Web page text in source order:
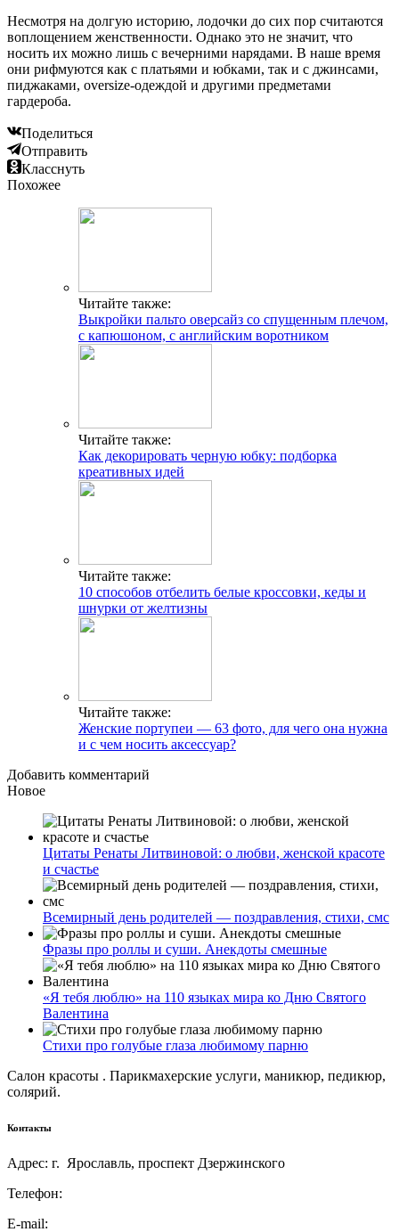
Несмотря на долгую историю, лодочки до сих пор считаются
воплощением женственности. Однако это не значит, что
носить их можно лишь с вечерними нарядами. В наше время
они рифмуются как с платьями и юбками, так и с джинсами,
пиджаками, oversize‑одеждой и другими предметами
гардероба.
Поделиться
Отправить
Класснуть
Похожее
Читайте также:
Выкройки пальто оверсайз со спущенным плечом,
с капюшоном, с английским воротником
Читайте также:
Как декорировать черную юбку: подборка
креативных идей
Читайте также:
10 способов отбелить белые кроссовки, кеды и
шнурки от желтизны
Читайте также:
Женские портупеи — 63 фото, для чего она нужна
и с чем носить аксессуар?
Добавить комментарий
Новое
Цитаты Ренаты Литвиновой: о любви, женской красоте
и счастье
Всемирный день родителей — поздравления, стихи, смс
Фразы про роллы и суши. Анекдоты смешные
«Я тебя люблю» на 110 языках мира ко Дню Святого
Валентина
Стихи про голубые глаза любимому парню
Салон красоты . Парикмахерские услуги, маникюр, педикюр,
солярий.
Контакты
Адрес: г. Ярославль, проспект Дзержинского
Телефон:
E-mail: